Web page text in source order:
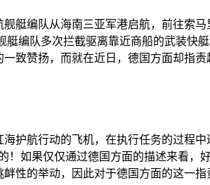
舰艇编队从海南三亚军港启航，前往索
艇编队多次拦截驱离靠近商船的武装快
致赞扬，而就在近日，德国方面却指责
护航行动的飞机，在执行任务的过程
！如果仅仅通过德国方面的描述来看
性的举动，因此对于德国方面的这一指